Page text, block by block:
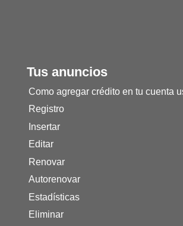
Tus anuncios
Como agregar crédito en tu cuenta
Registro
Insertar
Editar
Renovar
Autorenovar
Estadísticas
Eliminar